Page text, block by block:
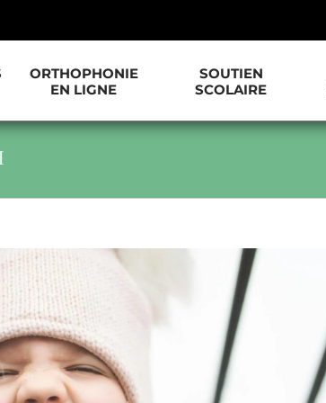
ORTHOPHONIE
EN LIGNE
SOUTIEN
SCOLAIRE